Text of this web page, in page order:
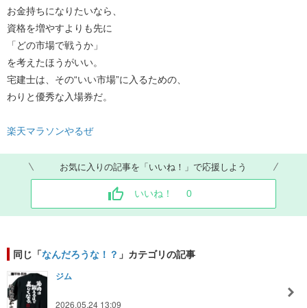
お金持ちになりたいなら、
資格を増やすよりも先に
「どの市場で戦うか」
を考えたほうがいい。
宅建士は、その“いい市場”に入るための、
わりと優秀な入場券だ。
楽天マラソンやるぜ
お気に入りの記事を「いいね！」で応援しよう
いいね！ 0
同じ「なんだろうな！？ 」カテゴリの記事
ジム
2026.05.24 13:09